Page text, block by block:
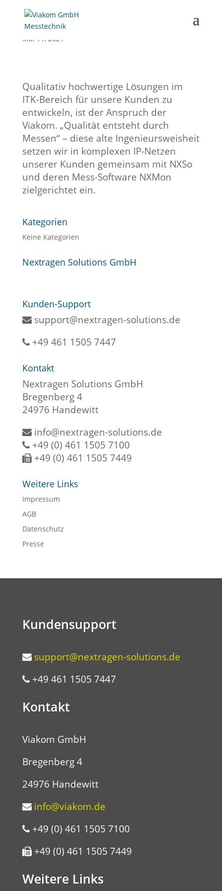
Mai 11, 2021
Qualitativ hochwertige Lösungen im
ITK-Bereich für unsere Kunden zu
entwickeln, ist der Anspruch der
Viakom. „Qualität entsteht durch
Messen“ – diese alte Ingenieursweisheit
setzen wir in komplexen IP-Netzen
unserer Kunden gemeinsam mit NXSo
und deren Mess-Software NXMon
zielgerichtet ein.
Kategorien
Keine Kategorien
Nextragen Solutions GmbH
Kunden-Support
support@nextragen-solutions.de
+49 461 1505 7447
Kontakt
Nextragen Solutions GmbH
Bregenberg 4
24976 Handewitt
info@nextragen-solutions.de
+49 (0) 461 1505 7100
+49 (0) 461 1505 7449
Weitere Links
Impressum
AGB
Datenschutz
Presse
Kundensupport
support@nextragen-solutions.de
+49 461 1505 7447
Kontakt
Viakom GmbH
Bregenberg 4
24976 Handewitt
info@viakom.de
+49 (0) 461 1505 7100
+49 (0) 461 1505 7449
Weitere Links